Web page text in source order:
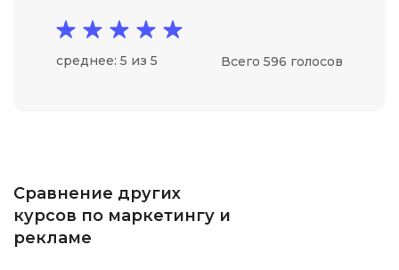
среднее: 5 из 5 Всего 596 голосов
Сравнение других
курсов по маркетингу и
рекламе